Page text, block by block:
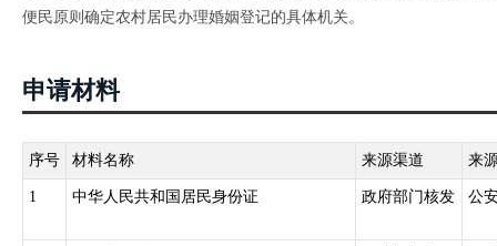
便民原则确定农村居民办理婚姻登记的具体机关。
申请材料
序号 材料名称 来源渠道 来
1 中华人民共和国居民身份证 政府部门核发 公